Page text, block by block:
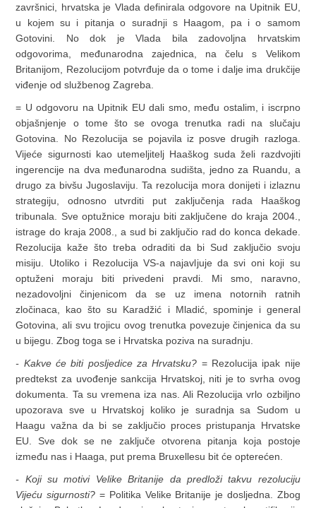
završnici, hrvatska je Vlada definirala odgovore na Upitnik EU,
u kojem su i pitanja o suradnji s Haagom, pa i o samom
Gotovini. No dok je Vlada bila zadovoljna hrvatskim
odgovorima, međunarodna zajednica, na čelu s Velikom
Britanijom, Rezolucijom potvrđuje da o tome i dalje ima drukčije
viđenje od službenog Zagreba.
= U odgovoru na Upitnik EU dali smo, među ostalim, i iscrpno
objašnjenje o tome što se ovoga trenutka radi na slučaju
Gotovina. No Rezolucija se pojavila iz posve drugih razloga.
Vijeće sigurnosti kao utemeljitelj Haaškog suda želi razdvojiti
ingerencije na dva međunarodna sudišta, jedno za Ruandu, a
drugo za bivšu Jugoslaviju. Ta rezolucija mora donijeti i izlaznu
strategiju, odnosno utvrditi put zaključenja rada Haaškog
tribunala. Sve optužnice moraju biti zaključene do kraja 2004.,
istrage do kraja 2008., a sud bi zaključio rad do konca dekade.
Rezolucija kaže što treba odraditi da bi Sud zaključio svoju
misiju. Utoliko i Rezolucija VS-a najavljuje da svi oni koji su
optuženi moraju biti privedeni pravdi. Mi smo, naravno,
nezadovoljni činjenicom da se uz imena notornih ratnih
zločinaca, kao što su Karadžić i Mladić, spominje i general
Gotovina, ali svu trojicu ovog trenutka povezuje činjenica da su
u bijegu. Zbog toga se i Hrvatska poziva na suradnju.
- Kakve će biti posljedice za Hrvatsku? = Rezolucija ipak nije
predtekst za uvođenje sankcija Hrvatskoj, niti je to svrha ovog
dokumenta. Ta su vremena iza nas. Ali Rezolucija vrlo ozbiljno
upozorava sve u Hrvatskoj koliko je suradnja sa Sudom u
Haagu važna da bi se zaključio proces pristupanja Hrvatske
EU. Sve dok se ne zaključe otvorena pitanja koja postoje
između nas i Haaga, put prema Bruxellesu bit će opterećen.
- Koji su motivi Velike Britanije da predloži takvu rezoluciju
Vijeću sigurnosti? = Politika Velike Britanije je dosljedna. Zbog